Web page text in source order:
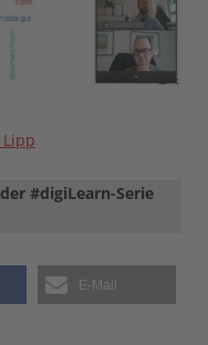
#digiLearn-Serie
E-Mail